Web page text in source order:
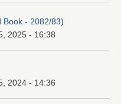
Book - 2082/83)
2025 - 16:38
2024 - 14:36